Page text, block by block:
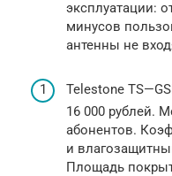
эксплуатации:
минусов
антенны не
Telestone
16 000 рублей.
абонентов.
и
Площадь